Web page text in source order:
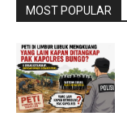
MOST POPULAR